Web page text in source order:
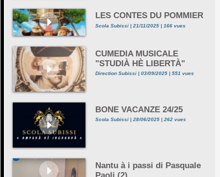
LES CONTES DU POMMIER
Scola Subissi | 21/11/2025 | 166 vues
CUMEDIA MUSICALE
"STUDIÀ HÈ LIBERTÀ"
Direction Subissi | 03/09/2025 | 551 vues
BONE VACANZE 24/25
Scola Subissi | 28/06/2025 | 262 vues
Nantu à i passi di Pasquale
Paoli (2)